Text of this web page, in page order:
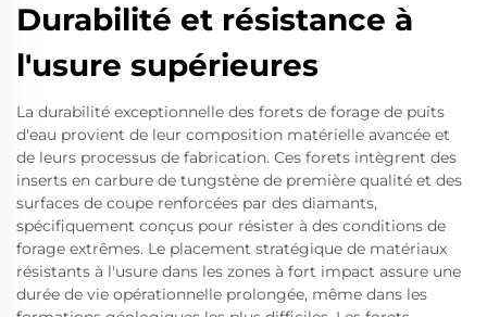
Durabilité et résistance à
l'usure supérieures
La durabilité exceptionnelle des forets de forage de puits
d'eau provient de leur composition matérielle avancée et
de leurs processus de fabrication. Ces forets intègrent des
inserts en carbure de tungstène de première qualité et des
surfaces de coupe renforcées par des diamants,
spécifiquement conçus pour résister à des conditions de
forage extrêmes. Le placement stratégique de matériaux
résistants à l'usure dans les zones à fort impact assure une
durée de vie opérationnelle prolongée, même dans les